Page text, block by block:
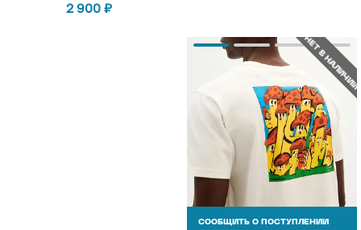
2 900 ₽
НЕТ В НАЛИЧИИ
СООБЩИТЬ О ПОСТУПЛЕНИИ